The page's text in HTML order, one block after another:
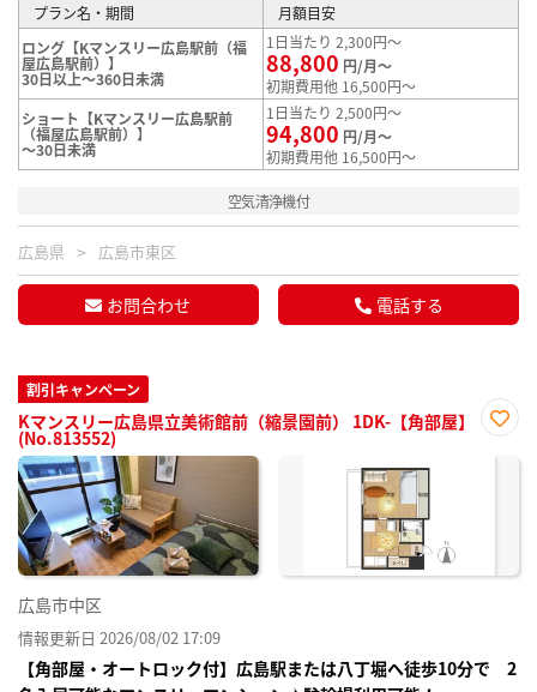
プラン名・期間
月額目安
ロング【Kマンスリー広島駅前（福
屋広島駅前）】
30日以上～360日未満
1日当たり 2,300円～
88,800 円/月～
初期費用他 16,500円～
ショート【Kマンスリー広島駅前
（福屋広島駅前）】
～30日未満
1日当たり 2,500円～
94,800 円/月～
初期費用他 16,500円～
空気清浄機付
広島県 広島市東区
お問合わせ 電話する
割引キャンペーン
Kマンスリー広島県立美術館前（縮景園前） 1DK-【角部屋】
(No.813552)
に入
広島市中区
情報更新日 2026/08/02 17:09
【角部屋・オートロック付】広島駅または八丁堀へ徒歩10分で 2